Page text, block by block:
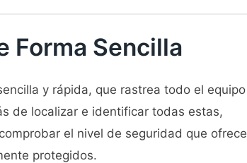
Forma Sencilla
y rápida, que rastrea todo el equipo
de localizar e identificar todas estas,
el nivel de seguridad que ofrece
protegidos.